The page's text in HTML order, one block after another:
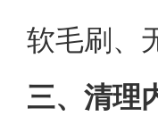
软毛刷、
三、清理